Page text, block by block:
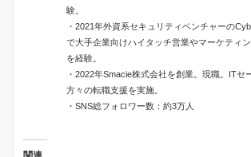
験。
・2021年外資系セキュリティベンチャーの
で大手企業向けハイタッチ営業やマーケティ
を経験。
・2022年Smacie株式会社を創業。現職。ITセ
方々の転職支援を実施。
・SNS総フォロワー数：約3万人